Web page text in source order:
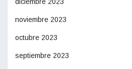
noviembre 2023
octubre 2023
septiembre 2023